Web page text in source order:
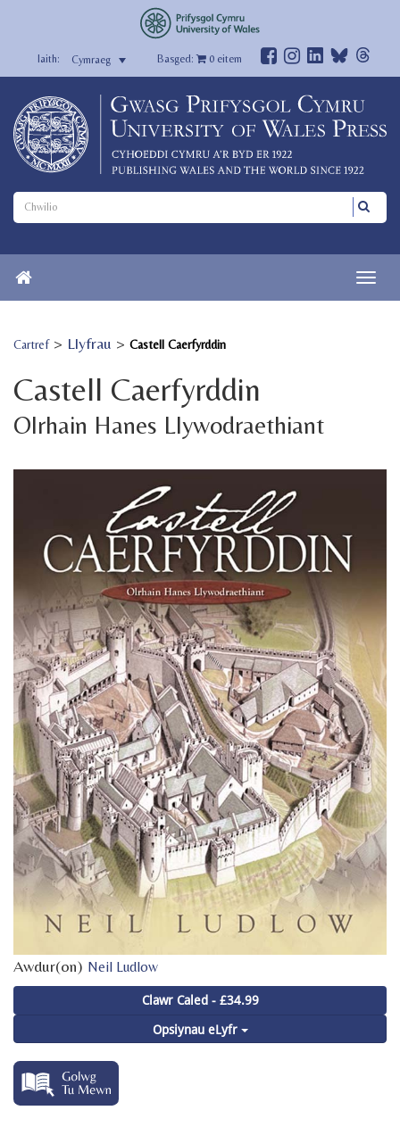
Cymraeg Basged: 0eitem
Cartref> Llyfrau > Castell Caerfyrddin
Castell Caerfyrddin
Olrhain Hanes Llywodraethiant
Awdur(on) Neil Ludlow
Clawr Caled - £34.99
Opsiynau eLyfr